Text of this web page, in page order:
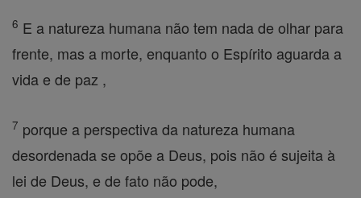
6 E a natureza humana não tem nada de olhar para
frente, mas a morte, enquanto o Espírito aguarda a
vida e de paz ,
7 porque a perspectiva da natureza humana
desordenada se opõe a Deus, pois não é sujeita à
lei de Deus, e de fato não pode,